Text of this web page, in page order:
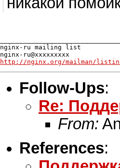
nginx-ru mailing list
http://nginx.org/mailman/
Follow-Ups:
Re:
From:
References: